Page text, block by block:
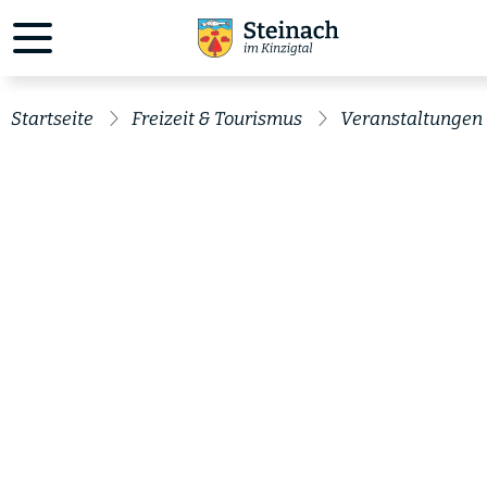
Startseite Freizeit & Tourismus Veranstaltungen